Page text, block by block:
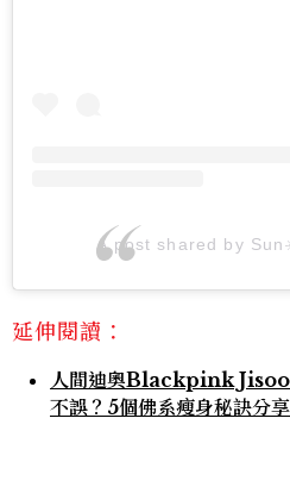
A post shared by
延伸閱讀：
人間迪奧Blackpink Jisoo
不誤？5個佛系瘦身秘訣分享